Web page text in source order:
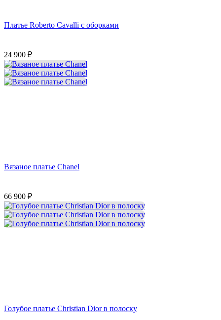
Платье Roberto Cavalli с оборками
24 900 ₽
Вязаное платье Chanel
66 900 ₽
Голубое платье Christian Dior в полоску